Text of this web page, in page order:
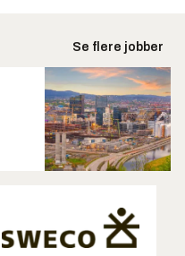
Se flere jobber